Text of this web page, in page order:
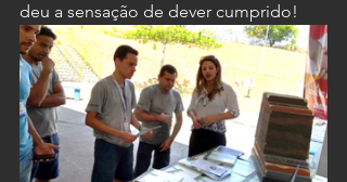
deu a sensação de dever cumprido!